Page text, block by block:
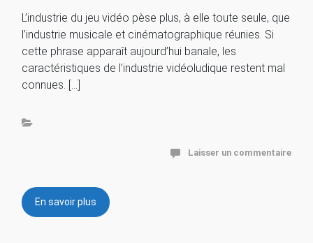
L’industrie du jeu vidéo pèse plus, à elle toute seule, que
l’industrie musicale et cinématographique réunies. Si
cette phrase apparaît aujourd’hui banale, les
caractéristiques de l’industrie vidéoludique restent mal
connues. […]
Laisser un commentaire
En savoir plus